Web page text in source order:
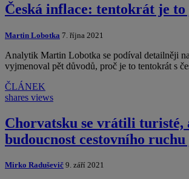
Česká inflace: tentokrát je
Martin Lobotka 7. října 2021
Analytik Martin Lobotka se podíval detailněji
vyjmenoval pět důvodů, proč je to tentokrát s
ČLÁNEK
shares views
Chorvatsku se vrátili turisté,
budoucnost cestovního
Mirko Raduševič 9. září 2021